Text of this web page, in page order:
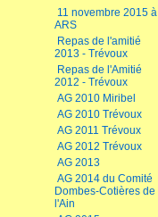
11 novembre 2015 à
ARS
Repas de l'amitié
2013 - Trévoux
Repas de l'Amitié
2012 - Trévoux
AG 2010 Miribel
AG 2010 Trévoux
AG 2011 Trévoux
AG 2012 Trévoux
AG 2013
AG 2014 du Comité
Dombes-Cotières de
l'Ain